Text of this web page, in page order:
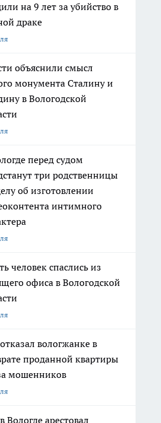
на 9 лет за убийство в
драке
объяснили смысл
монумента Сталину и
в Вологодской
перед судом
три родственницы
об изготовлении
интимного
человек спаслись из
офиса в Вологодской
вологжанке в
проданной квартиры
мошенников
Вологде арестовал